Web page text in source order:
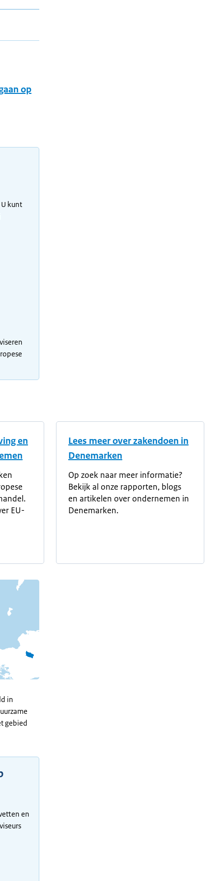
op
kunt
en
EU-
Lees meer over zakendoen in
Denemarken
Op zoek naar meer informatie?
Bekijk al onze rapporten, blogs
en artikelen over ondernemen in
Denemarken.
in
gebied
en